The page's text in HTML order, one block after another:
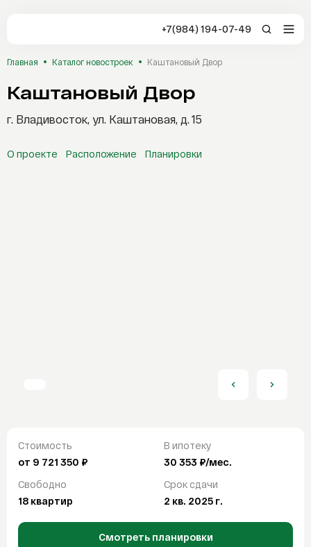
+7(984) 194-
Заказать звонок
Семейная ипотека
О компании
Студия 1-комнатная
2-комнатная
White box
СБРОСИТЬ ВСЕ ФИЛЬТРЫ
+7(984) 194-07-49
Главная Каталог новостроек Каштановый Двор
Каштановый Двор
г. Владивосток, ул. Каштановая, д. 15
О проекте Расположение Планировки
Стоимость
от 9 721 350 ₽
В ипотеку
30 353 ₽/мес.
Свободно
18 квартир
Срок сдачи
2 кв. 2025 г.
Смотреть планировки